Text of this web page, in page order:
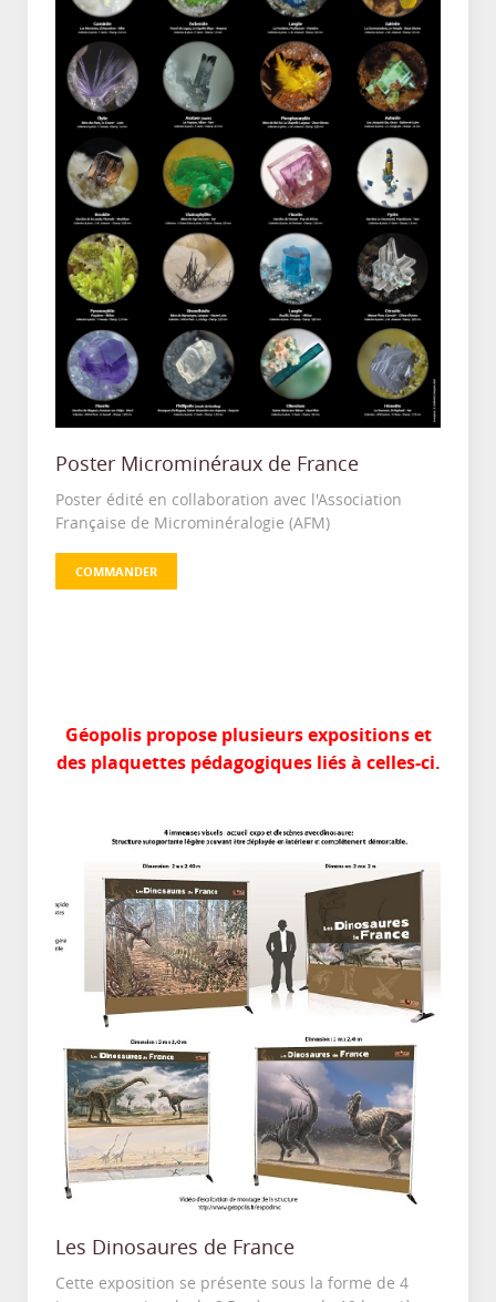
Poster Microminéraux de France
Poster édité en collaboration avec l'Association
Française de Microminéralogie (AFM)
COMMANDER
Géopolis propose plusieurs expositions et
des plaquettes pédagogiques liés à celles-ci.
Les Dinosaures de France
Cette exposition se présente sous la forme de 4